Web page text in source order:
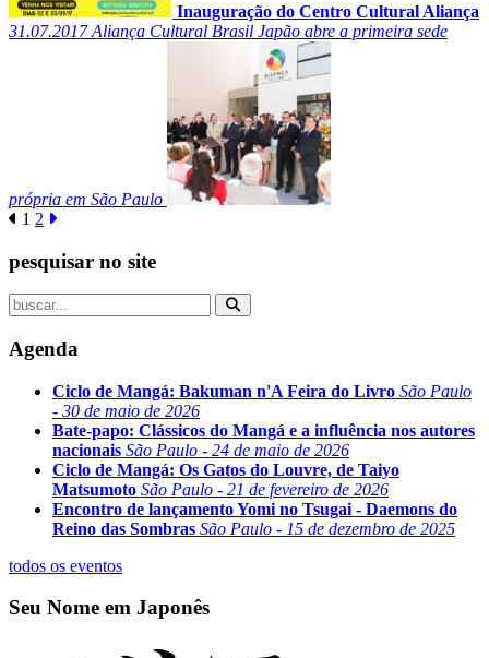
Inauguração do Centro Cultural Aliança
31.07.2017Aliança Cultural Brasil Japão abre a primeira sede
própria em São Paulo
1 2
pesquisar no site
Agenda
Ciclo de Mangá: Bakuman n'A Feira do Livro São Paulo
- 30 de maio de 2026
Bate-papo: Clássicos do Mangá e a influência nos autores
nacionais São Paulo - 24 de maio de 2026
Ciclo de Mangá: Os Gatos do Louvre, de Taiyo
Matsumoto São Paulo - 21 de fevereiro de 2026
Encontro de lançamento Yomi no Tsugai - Daemons do
Reino das Sombras São Paulo - 15 de dezembro de 2025
todos os eventos
Seu Nome em Japonês